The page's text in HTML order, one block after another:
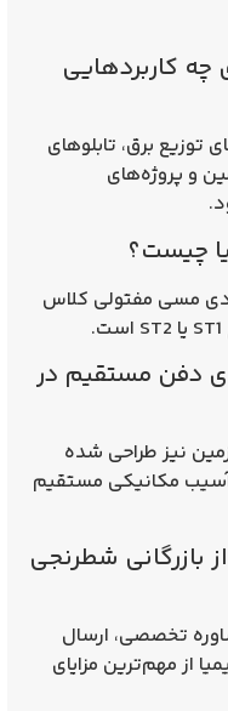
برای چه کاربردهایی
برق، تابلوهای
و پروژه‌های
مسی مفتولی کلاس
سیمیا برای دفن مستقیم در
نیز طراحی شده
مکانیکی مستقیم
6*2 سیمیا از بازرگانی شطرنجی
تخصصی، ارسال
از مهم‌ترین مزایای